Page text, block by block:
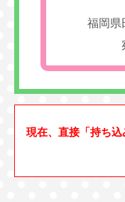
福岡県
現在、直接「持ち